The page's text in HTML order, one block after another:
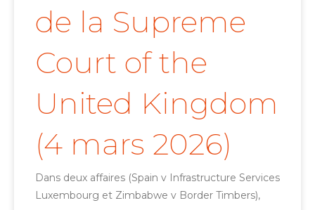
de la Supreme
Court of the
United Kingdom
(4 mars 2026)
Dans deux affaires (Spain v Infrastructure Services
Luxembourg et Zimbabwe v Border Timbers),